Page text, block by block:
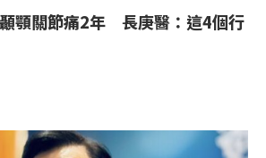
顎關節痛2年 長庚醫：這4個行